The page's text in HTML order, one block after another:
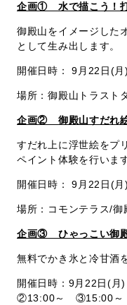
企画① 水で描こう！
御殿山をイメージした
として生み出します。
開催日時： 9月22日(
場所：御殿山トラスト
企画② 御殿山すだれ
すだれ上に浮世絵をプ
ペイント体験を行います
開催日時： 9月22日(
場所：コモンテラス/御
企画③ ひゃっこい御
無料でかき氷と冷甘酒
開催日時：9月22日(
②13:00～ ③15:00～